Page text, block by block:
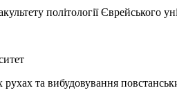
політології Єврейського
та вибудовування